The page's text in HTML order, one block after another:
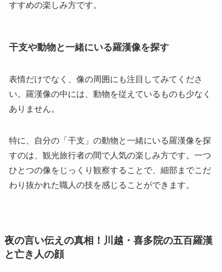
すすめの楽しみ方です。
干支や動物と一緒にいる羅漢像を探す
表情だけでなく、像の周囲にも注目してみてくださ
い。羅漢像の中には、動物を従えているものも少なく
ありません。
特に、自分の「干支」の動物と一緒にいる羅漢像を探
すのは、観光旅行者の間で人気の楽しみ方です。一つ
ひとつの像をじっくり観察することで、細部までこだ
わり抜かれた職人の技を感じることができます。
夜の言い伝えの真相！川越・喜多院の五百羅漢
と亡き人の顔